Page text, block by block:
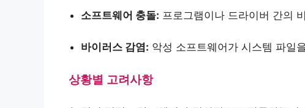
소프트웨어 충돌: 프로그램이나 드라이버 간의
바이러스 감염: 악성 소프트웨어가 시스템 파일
상황별 고려사항